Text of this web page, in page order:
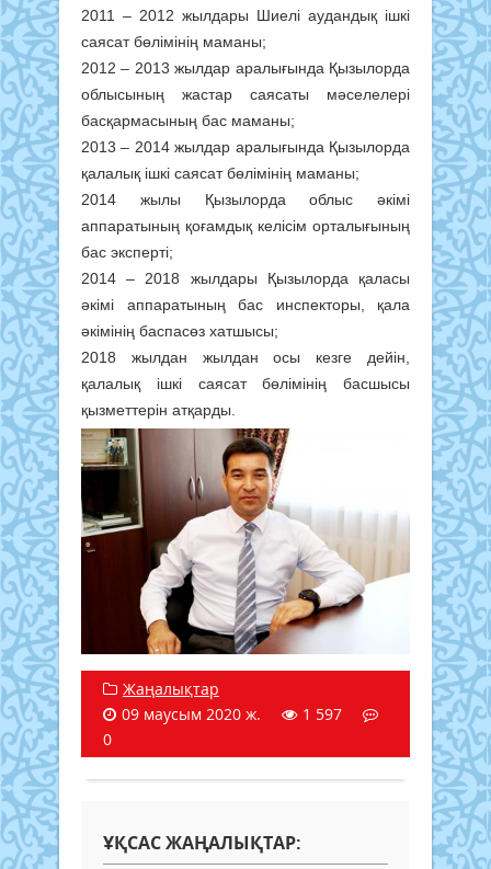
2011 – 2012 жылдары Шиелі аудандық ішкі
саясат бөлімінің маманы;
2012 – 2013 жылдар аралығында Қызылорда
облысының жастар саясаты мәселелері
басқармасының бас маманы;
2013 – 2014 жылдар аралығында Қызылорда
қалалық ішкі саясат бөлімінің маманы;
2014 жылы Қызылорда облыс әкімі
аппаратының қоғамдық келісім орталығының
бас эксперті;
2014 – 2018 жылдары Қызылорда қаласы
әкімі аппаратының бас инспекторы, қала
әкімінің баспасөз хатшысы;
2018 жылдан жылдан осы кезге дейін,
қалалық ішкі саясат бөлімінің басшысы
қызметтерін атқарды.
Жаңалықтар
09 маусым 2020 ж.
1 597
0
ҰҚСАС ЖАҢАЛЫҚТАР: